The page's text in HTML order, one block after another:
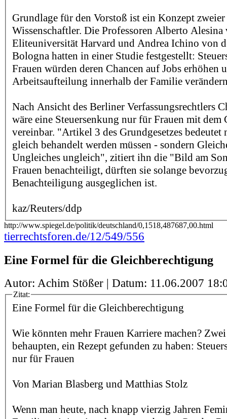
Grundlage für den Vorstoß ist ein Konzept
Wissenschaftler. Die Professoren Alberto Alesina
Eliteuniversität Harvard und Andrea Ichino von
Bologna hatten in einer Studie festgestellt:
Frauen würden deren Chancen auf Jobs erhöhen
Arbeitsaufteilung innerhalb der Familie
Nach Ansicht des Berliner Verfassungsrechtlers
wäre eine Steuersenkung nur für Frauen mit dem
vereinbar. "Artikel 3 des Grundgesetzes bedeutet
gleich behandelt werden müssen - sondern
Ungleiches ungleich", zitiert ihn die "Bild am
Frauen benachteiligt, dürften sie solange
Benachteiligung ausgeglichen ist.
kaz/Reuters/ddp
http://www.spiegel.de/politik/deutschland/0,1518,487687,00.html
tierrechtsforen.de/12/549/556
Eine Formel für die Gleichberechtigung
Autor: Achim Stößer | Datum: 11.06.2007
Zitat:
Eine Formel für die Gleichberechtigung
Wie könnten mehr Frauen Karriere machen?
behaupten, ein Rezept gefunden zu haben:
nur für Frauen
Von Marian Blasberg und Matthias Stolz
Wenn man heute, nach knapp vierzig Jahren